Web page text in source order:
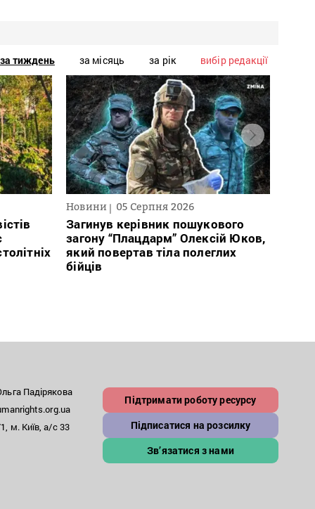
за тиждень за місяць за рік вибір редакції
Новини 05 Серпня 2026
Загинув керівник пошукового
загону “Плацдарм” Олексій Юков,
який повертав тіла полеглих
бійців
Падірякова
м. Київ, а/с 33
Підтримати роботу ресурсу
Підписатися на розсилку
Зв’язатися з нами